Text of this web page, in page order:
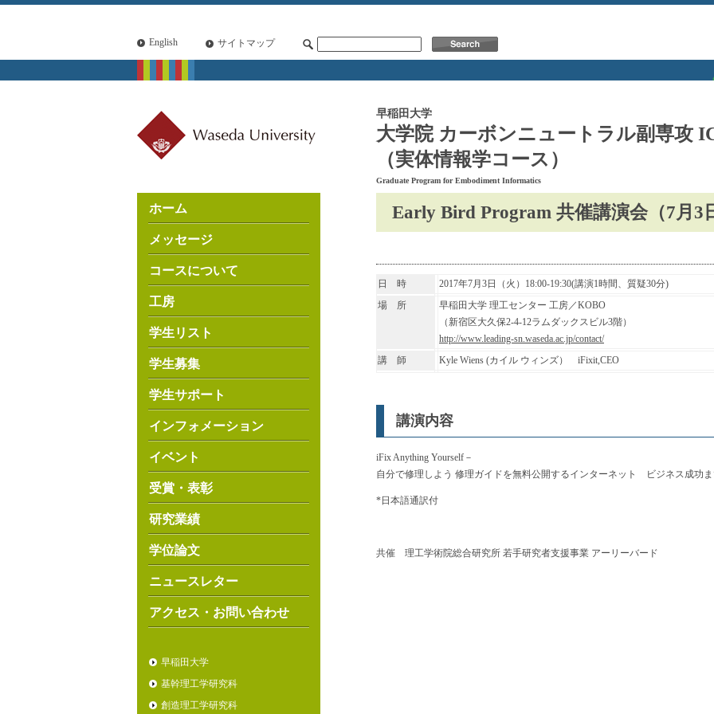
English サイトマップ
早稲田大学
大学院 カーボンニュートラル副専攻
（実体情報学コース）
Graduate Program for Embodiment Informatics
ホーム
メッセージ
コースについて
工房
学生リスト
学生募集
学生サポート
インフォメーション
イベント
受賞・表彰
研究業績
学位論文
ニュースレター
アクセス・お問い合わせ
早稲田大学
基幹理工学研究科
創造理工学研究科
Early Bird Program 共催講演会（7月3
日 時 2017年7月3日（火）18:00-19:30(講演1時間、質疑30分)
場 所
早稲田大学 理工センター 工房／KOBO
（新宿区大久保2-4-12ラムダックスビル3階）
http://www.leading-sn.waseda.ac.jp/contact/
講 師
Kyle Wiens (カイル ウィンズ） iFixit,CEO
講演内容
iFix Anything Yourself－
自分で修理しよう 修理ガイドを無料公開するインターネット ビジネス成功ま
*日本語通訳付
共催 理工学術院総合研究所 若手研究者支援事業 アーリーバード